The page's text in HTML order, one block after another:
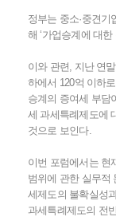
정부는 중소·중견
해 ‘가업승계에 대
이와 관련, 지난 연
하에서 120억 이하
승계의 증여세 부담
세 과세특례제도에
것으로 보인다.
이번 포럼에서는 현
범위에 관한 실무적
세제도의 불확실성
과세특례제도의 전